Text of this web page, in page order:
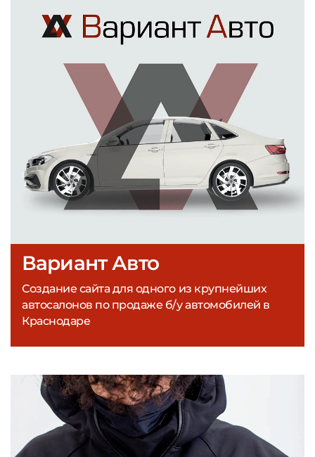
Вариант Авто
Создание сайта для одного из крупнейших
автосалонов по продаже б/у автомобилей в
Краснодаре